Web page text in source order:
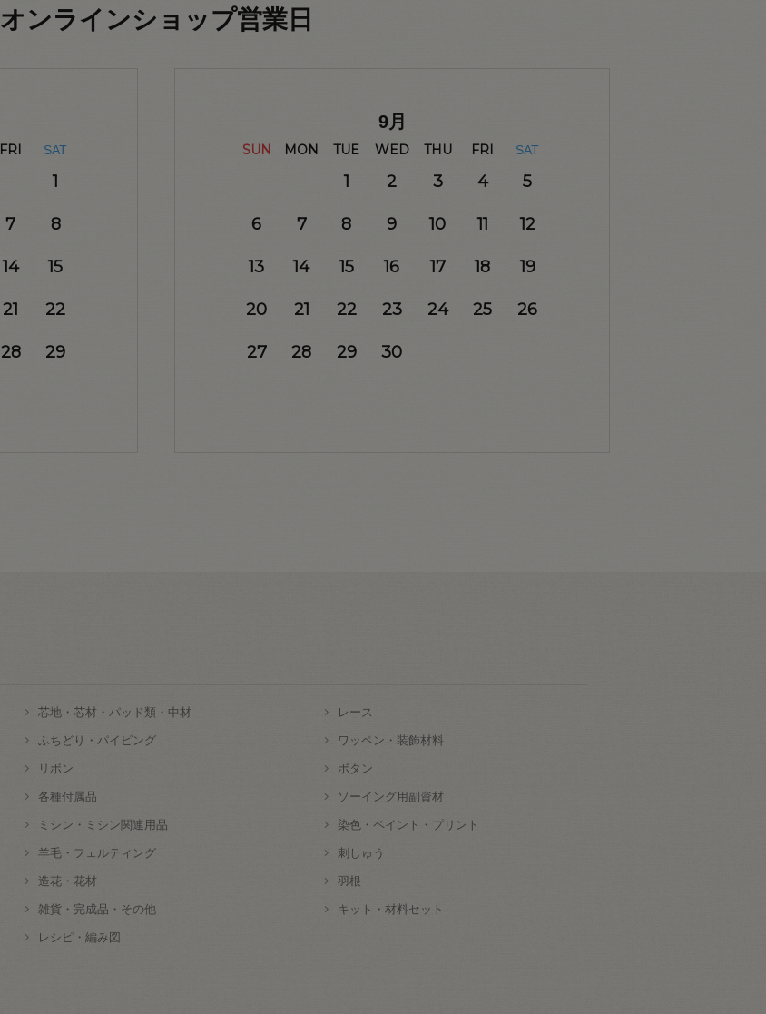
オンラインショップ営業日
FRI SAT
1
7 8
14 15
21 22
28 29
9月
SUN MON TUE WED THU FRI SAT
1 2 3 4 5
6 7 8 9 10 11 12
13 14 15 16 17 18 19
20 21 22 23 24 25 26
27 28 29 30
芯地・芯材・パッド類・中材 レース
ふちどり・パイピング ワッペン・装飾材料
リボン ボタン
各種付属品 ソーイング用副資材
ミシン・ミシン関連用品 染色・ペイント・プリント
羊毛・フェルティング 刺しゅう
造花・花材 羽根
雑貨・完成品・その他 キット・材料セット
レシピ・編み図